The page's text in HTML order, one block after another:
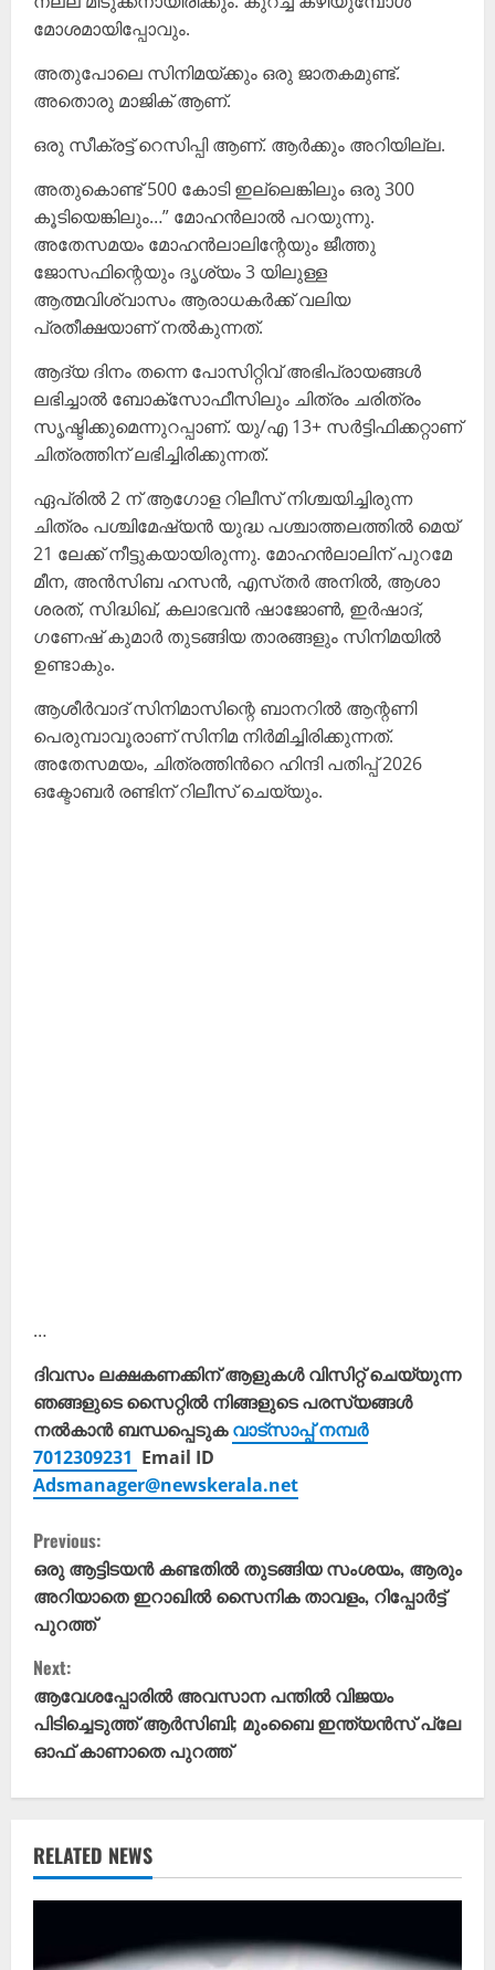
മോശമായിപ്പോവും.
അതുപോലെ സിനിമയ്ക്കും ഒരു ജാതകമുണ്ട്.
അതൊരു മാജിക് ആണ്.
ഒരു സീക്രട്ട് റെസിപ്പി ആണ്. ആർക്കും അറിയില്ല.
അതുകൊണ്ട് 500 കോടി ഇല്ലെങ്കിലും ഒരു 300
കൂടിയെങ്കിലും…” മോഹൻലാൽ പറയുന്നു.
അതേസമയം മോഹൻലാലിന്റേയും ജീത്തു
ജോസഫിന്റെയും ദൃശ്യം 3 യിലുള്ള
ആത്മവിശ്വാസം ആരാധകർക്ക് വലിയ
പ്രതീക്ഷയാണ് നൽകുന്നത്.
ആദ്യ ദിനം തന്നെ പോസിറ്റിവ് അഭിപ്രായങ്ങൾ
ലഭിച്ചാൽ ബോക്സോഫീസിലും ചിത്രം ചരിത്രം
സൃഷ്ടിക്കുമെന്നുറപ്പാണ്. യു/എ 13+ സർട്ടിഫിക്കറ്റാണ്
ചിത്രത്തിന് ലഭിച്ചിരിക്കുന്നത്.
ഏപ്രിൽ 2 ന് ആഗോള റിലീസ് നിശ്ചയിച്ചിരുന്ന
ചിത്രം പശ്ചിമേഷ്യൻ യുദ്ധ പശ്ചാത്തലത്തിൽ മെയ്
21 ലേക്ക് നീട്ടുകയായിരുന്നു. മോഹൻലാലിന് പുറമേ
മീന, അൻസിബ ഹസൻ, എസ്‍തര്‍ അനില്‍, ആശാ
ശരത്, സിദ്ധിഖ്, കലാഭവൻ ഷാജോണ്‍, ഇര്‍ഷാദ്, ​
ഗണേഷ് കുമാർ തുടങ്ങിയ താരങ്ങളും സിനിമയിൽ
ഉണ്ടാകും.
ആശീർവാദ് സിനിമാസിന്റെ ബാനറിൽ ആന്റണി
പെരുമ്പാവൂരാണ് സിനിമ നിർമിച്ചിരിക്കുന്നത്.
അതേസമയം, ചിത്രത്തിന്‍റെ ഹിന്ദി പതിപ്പ് 2026
ഒക്ടോബര്‍ രണ്ടിന് റിലീസ് ചെയ്യും.
…
ദിവസം ലക്ഷകണക്കിന് ആളുകൾ വിസിറ്റ് ചെയ്യുന്ന
ഞങ്ങളുടെ സൈറ്റിൽ നിങ്ങളുടെ പരസ്യങ്ങൾ
നൽകാൻ ബന്ധപ്പെടുകവാട്സാപ്പ് നമ്പർ
7012309231 Email ID
Adsmanager@newskerala.net
C
o
n
t
i
n
u
e
R
Previous:
ഒരു ആട്ടിടയൻ കണ്ടതിൽ തുടങ്ങിയ സംശയം, ആരും
അറിയാതെ ഇറാഖിൽ സൈനിക താവളം, റിപ്പോര്‍ട്ട്
പുറത്ത്
Next:
ആവേശപ്പോരിൽ അവസാന പന്തിൽ വിജയം
പിടിച്ചെടുത്ത് ആർസിബി; മുംബൈ ഇന്ത്യൻസ് പ്ലേ
ഓഫ് കാണാതെ പുറത്ത്
RELATED NEWS